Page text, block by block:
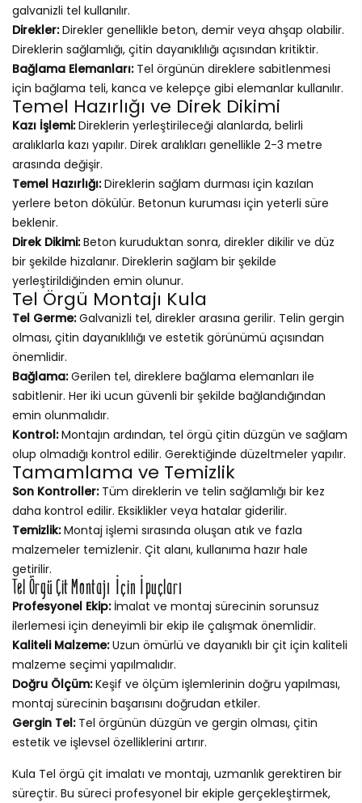
galvanizli tel kullanılır.
Direkler:Direkler genellikle beton, demir veya ahşap olabilir.
Direklerin sağlamlığı, çitin dayanıklılığı açısından kritiktir.
Bağlama Elemanları:Tel örgünün direklere sabitlenmesi
için bağlama teli, kanca ve kelepçe gibi elemanlar kullanılır.
Temel Hazırlığı ve Direk Dikimi
Kazı İşlemi:Direklerin yerleştirileceği alanlarda, belirli
aralıklarla kazı yapılır. Direk aralıkları genellikle 2-3 metre
arasında değişir.
Temel Hazırlığı:Direklerin sağlam durması için kazılan
yerlere beton dökülür. Betonun kuruması için yeterli süre
beklenir.
Direk Dikimi:Beton kuruduktan sonra, direkler dikilir ve düz
bir şekilde hizalanır. Direklerin sağlam bir şekilde
yerleştirildiğinden emin olunur.
Tel Örgü Montajı Kula
Tel Germe:Galvanizli tel, direkler arasına gerilir. Telin gergin
olması, çitin dayanıklılığı ve estetik görünümü açısından
önemlidir.
Bağlama:Gerilen tel, direklere bağlama elemanları ile
sabitlenir. Her iki ucun güvenli bir şekilde bağlandığından
emin olunmalıdır.
Kontrol:Montajın ardından, tel örgü çitin düzgün ve sağlam
olup olmadığı kontrol edilir. Gerektiğinde düzeltmeler yapılır.
Tamamlama ve Temizlik
Son Kontroller:Tüm direklerin ve telin sağlamlığı bir kez
daha kontrol edilir. Eksiklikler veya hatalar giderilir.
Temizlik:Montaj işlemi sırasında oluşan atık ve fazla
malzemeler temizlenir. Çit alanı, kullanıma hazır hale
getirilir.
Tel Örgü Çit Montajı İçin İpuçları
Profesyonel Ekip:İmalat ve montaj sürecinin sorunsuz
ilerlemesi için deneyimli bir ekip ile çalışmak önemlidir.
Kaliteli Malzeme:Uzun ömürlü ve dayanıklı bir çit için kaliteli
malzeme seçimi yapılmalıdır.
Doğru Ölçüm:Keşif ve ölçüm işlemlerinin doğru yapılması,
montaj sürecinin başarısını doğrudan etkiler.
Gergin Tel:Tel örgünün düzgün ve gergin olması, çitin
estetik ve işlevsel özelliklerini artırır.
Kula Tel örgü çit imalatı ve montajı, uzmanlık gerektiren bir
süreçtir. Bu süreci profesyonel bir ekiple gerçekleştirmek,